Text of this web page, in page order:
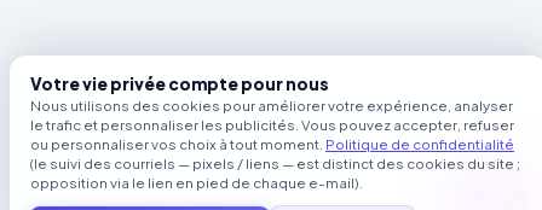
Votre vie privée compte pour nous
Nous utilisons des cookies pour améliorer votre expérience, analyser
le trafic et personnaliser les publicités. Vous pouvez accepter, refuser
ou personnaliser vos choix à tout moment. Politique de confidentialité
(le suivi des courriels — pixels / liens — est distinct des cookies du site ;
opposition via le lien en pied de chaque e-mail).